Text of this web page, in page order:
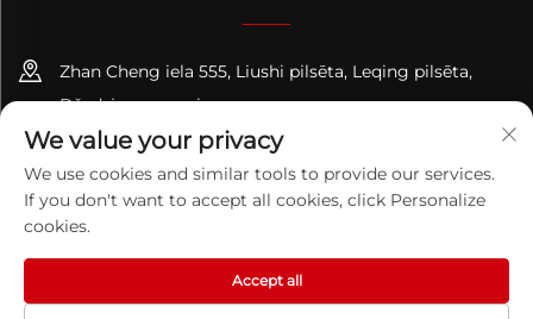
Zhan Cheng iela 555, Liushi pilsēta, Leqing pilsēta,
Džedzjanas provinces
+86-13695814656
[email protected]
Autortiesības © 2026 ZHEJIANG PQUAN Technology Co. Ltd.
Visas tiesības aizsargātas. Konfidencialitātes politika
We value your privacy
We use cookies and similar tools to provide our services.
If you don't want to accept all cookies, click Personalize
cookies.
Accept all